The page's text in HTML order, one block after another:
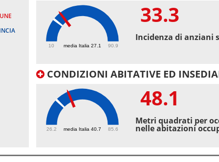
media Italia 27.1
10 90.9
33.3
Incidenza di anziani
CONDIZIONI ABITATIVE ED
media Italia 40.7
26.2 85.6
48.1
Metri quadrati per
nelle abitazioni